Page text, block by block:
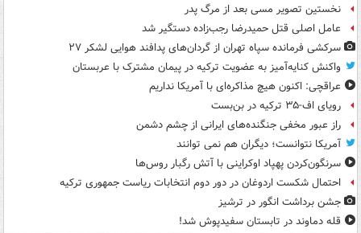
نخستین تصویر مسی بعد از مرگ پدر
عامل اصلی قتل حمیدرضا رجب‌زاده دستگیر شد
سرکشی فرمانده سپاه تهران از گردان‌های پدافند هوایی لشکر ۲۷
واکنش کنایه‌آمیز به عضویت ترکیه در پیمان مشترک با عربستان
عراقچی: اکنون هیچ مذاکره‌ای با آمریکا نداریم
رویای اف-۳۵ ترکیه در بن‌بست
راز عبور مخفی جنگنده‌های ایرانی از چشم دشمن
آمریکا نتوانست؛ دیگران هم نمی توانند
سرنگون‌کردن پهپاد اوکراینی با آتش رگبار روس‌ها
احتمال شکست اردوغان در دور دوم انتخابات ریاست جمهوری ترکیه
جشن برداشت انگور در ترشیز
قله دماوند در تابستان سفیدپوش شد!